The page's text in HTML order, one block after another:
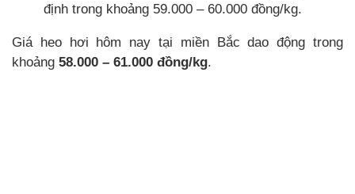
định trong khoảng 59.000 – 60.000 đồng/kg.
Giá heo hơi hôm nay tại miền Bắc dao động trong
khoảng 58.000 – 61.000 đồng/kg.